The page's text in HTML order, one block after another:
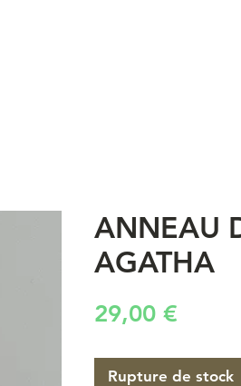
ANNEAU
AGATHA
29,00 €
Rupture de stock